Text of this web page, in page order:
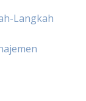
Langkah